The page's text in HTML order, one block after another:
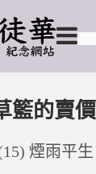
籃的賣價
煙雨平生